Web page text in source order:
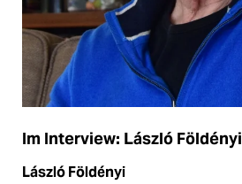
Im Interview: László Földényi
László Földényi